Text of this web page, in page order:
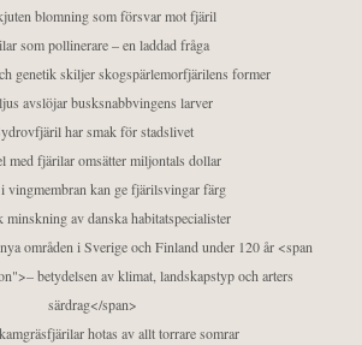
blomning som försvar mot fjäril
som pollinerare – en laddad fråga
genetik skiljer skogspärlemorfjärilens former
avslöjar busksnabbvingens larver
har smak för stadslivet
med fjärilar omsätter miljontals dollar
vingmembran kan ge fjärilsvingar färg
minskning av danska habitatspecialister
områden i Sverige och Finland under 120 år <span
betydelsen av klimat, landskapstyp och arters
särdrag</span>
hotas av allt torrare somrar